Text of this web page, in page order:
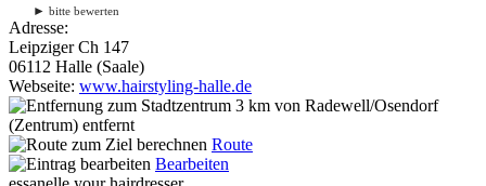
► bitte bewerten
Adresse:
Leipziger Ch 147
06112 Halle (Saale)
Webseite: www.hairstyling-halle.de
3 km von Radewell/Osendorf
(Zentrum) entfernt
Route
Bearbeiten